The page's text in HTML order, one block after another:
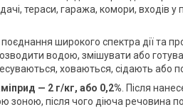
тераси, гаража, комори, входів
широкого спектра дії та
водою, змішувати або
ховаються, сідають або
— 2 г/кг, або 0,2% . Після
після чого діюча речовина